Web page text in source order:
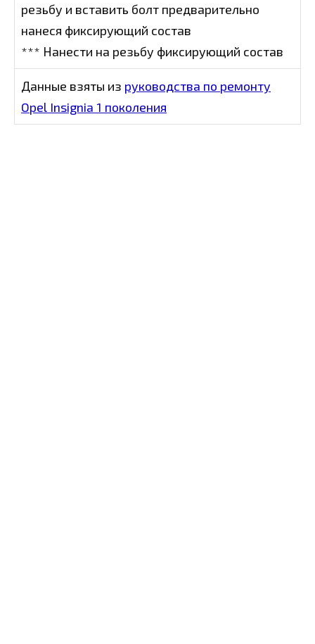
резьбу и вставить болт предварительно
нанеся фиксирующий состав
*** Нанести на резьбу фиксирующий состав
Данные взяты из руководства по ремонту
Opel Insignia 1 поколения